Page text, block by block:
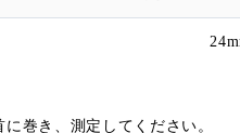
巻き、測定してください。